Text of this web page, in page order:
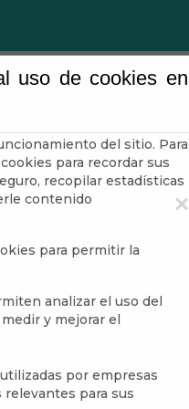
×
uso de cookies en
del sitio. Para
para recordar sus
recopilar estadísticas
contenido
para permitir la
analizar el uso del
y mejorar el
por empresas
para sus